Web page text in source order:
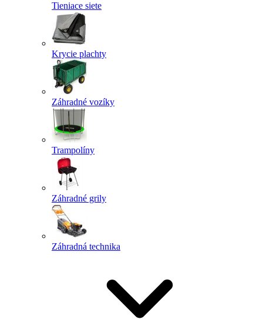
Tieniace siete
Krycie plachty
Záhradné vozíky
Trampolíny
Záhradné grily
Záhradná technika